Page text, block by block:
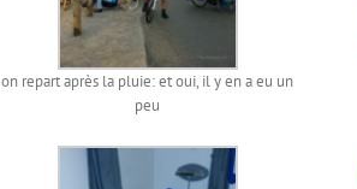
on repart après la pluie: et oui, il y en a eu un
peu